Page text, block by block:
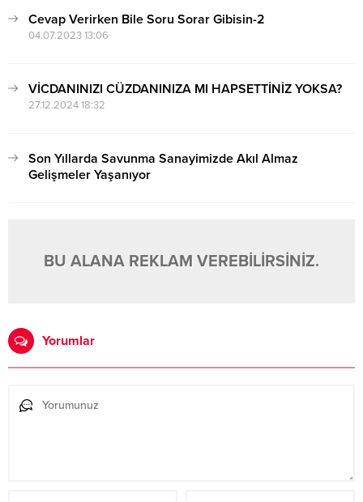
Cevap Verirken Bile Soru Sorar Gibisin-2
04.07.2023 13:06
VİCDANINIZI CÜZDANINIZA MI HAPSETTİNİZ YOKSA?
27.12.2024 18:32
Son Yıllarda Savunma Sanayimizde Akıl Almaz
Gelişmeler Yaşanıyor
BU ALANA REKLAM VEREBİLİRSİNİZ.
Yorumlar